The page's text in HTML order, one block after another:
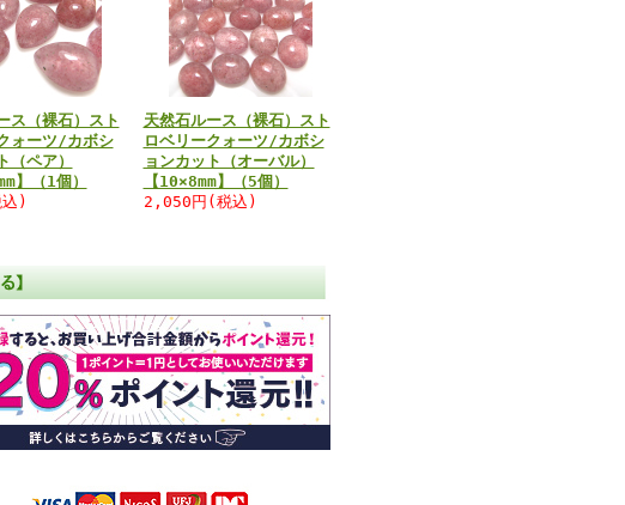
ス（裸石）スト
ォーツ/カボシ
（ペア）
】（1個）
)
天然石ルース（裸石）スト
ロベリークォーツ/カボシ
ョンカット（オーバル）
【10×8mm】（5個）
2,050円(税込)